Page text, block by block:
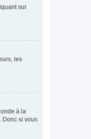
sur
les
à la
Donc si vous